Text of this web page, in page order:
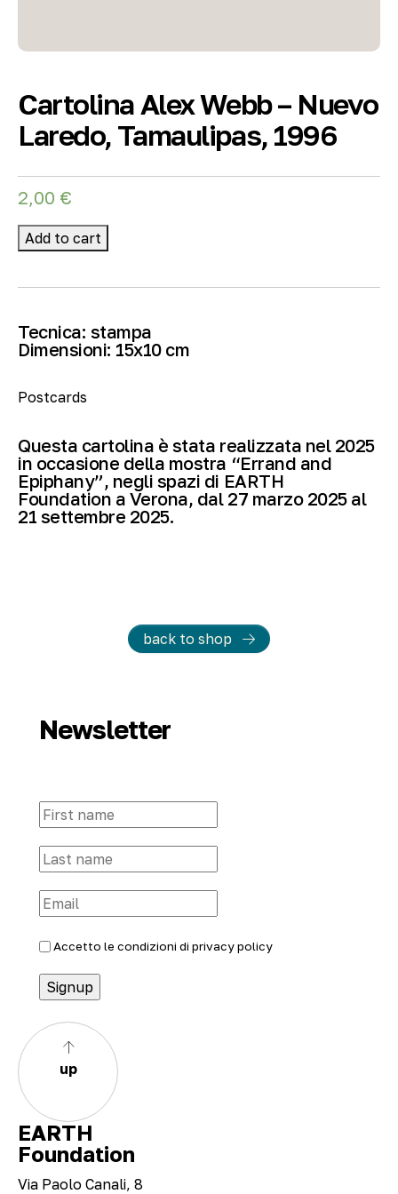
Cartolina Alex Webb – Nuevo
Laredo, Tamaulipas, 1996
2,00 €
Add to cart
Tecnica: stampa
Dimensioni: 15x10 cm
Postcards
Questa cartolina è stata realizzata nel 2025
in occasione della mostra “Errand and
Epiphany”, negli spazi di EARTH
Foundation a Verona, dal 27 marzo 2025 al
21 settembre 2025.
back to shop
Newsletter
Accetto le condizioni di privacy policy
up
EARTH
Foundation
Via Paolo Canali, 8